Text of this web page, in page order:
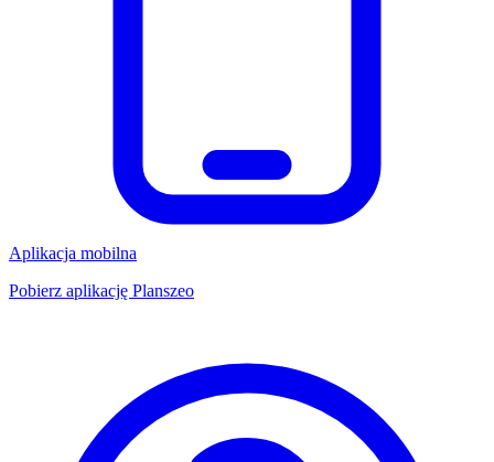
Aplikacja mobilna
Pobierz aplikację Planszeo